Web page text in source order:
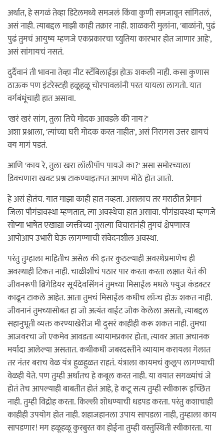
अर्थात, हे सगळं तेव्हा डिटेलमध्ये समजलं किंवा कुणी समजावून सांगितलं,
असं नाही. त्याबद्दल माझी काही तक्रार नाही. शाळकरी मुलांना, 'बाळांनो, पुढं
पुढं तुमचं आयुष्य म्हणजे एकप्रकारचा च्युतिया कारभार होत जाणार आहे',
असं सांगायचं नसतं.
दुर्दैवानं ती भावना तेव्हा नीट स्टॅबिलाईझ होऊ शकली नाही. कसा कुणास
ठाऊक पण इंटरेस्टही हळूहळू चोरपावलांनी परत यायला लागतो. यात
वर्गबंधूंचाही हात असावा.
'खरं खरं सांग, तुला तिचे मोदक आवडले की नाय?'
अशा प्रश्नाला, 'त्यांच्या घरी मोदक करत नाहीत', असं निरागस उत्तर द्यायचं
वय मागं पडतं.
आणि 'काय रे, तुला खरा लॉलीपॉप पायजे का?' असा समोरच्याला
डिवचणारा खवट प्रश्न टाकण्याइतपत आपण मोठे होत जातो.
हे असं होतंच. यात माझा काही हात नव्हता. असलाच तर मराठीत प्रेमानं
जिला पौगंडावस्था म्हणतात, त्या अवस्थेचा हात असावा. पौगंडावस्था म्हणजे
सोप्या भाषेत एखाद्या व्यक्तीच्या नुसत्या विचारानंही तुमचं क्षेपणास्त्र
आपोआप उभारी घेऊ लागण्याची संवेदनशील अवस्था.
परंतु तुम्हाला माहितीच असेल की इतर कुठल्याही अवस्थेप्रमाणेच ही
अवस्थाही टिकत नाही. चाळीशीचं पठार पार करता करता लक्षात येतं की
जीवनरूपी ब्रिगेडियर सूर्यदेवसिंगनं तुमच्या मिसाईल मधले फ्युज कंडक्टर
काढून टाकले आहेत. आता तुमचं मिसाईल कधीच लॉन्च होऊ शकत नाही.
जीवनानं तुमच्यासोबत हा जो अत्यंत वाईट जोक केलेला असतो, त्याबद्दल
सहानुभूती व्यक्त करण्याखेरीज मी दुसरं काहीही करू शकत नाही. तुमचा
आजवरचा जो एकमेव आवडता व्यायामप्रकार होता, त्यावर आता अचानक
मर्यादा आलेल्या असतात. कधीकधी जबरदस्तीने व्यायाम करायला गेलात
तर नंतर बराच वेळ यंत्र हुळहुळत राहतं. यंत्राला कायमचं कुलूप लागण्याची
वेळही येते. पण तुम्ही अर्थातच हे कबूल करत नाही. या वयात सगळ्यांचं जे
होतं तेच आपल्याही बाबतीत होतं आहे, हे कटू सत्य तुम्ही स्वीकारू इच्छित
नाही. तुम्ही विद्रोह करता. किल्ली शोधण्याची धडपड करता. परंतु कशाचाही
काहीही उपयोग होत नाही. शहाजहानला उपाय सापडला नाही, तुम्हाला काय
सापडणार! मग हळूहळू कुरबुरत का होईना तुम्ही वस्तुस्थिती स्वीकारता. या